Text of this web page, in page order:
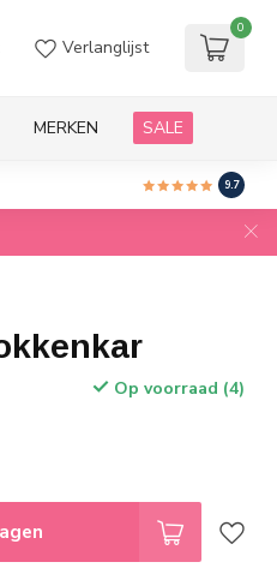
Verlanglijst
0
MERKEN SALE
9.7
Op voorraad (4)